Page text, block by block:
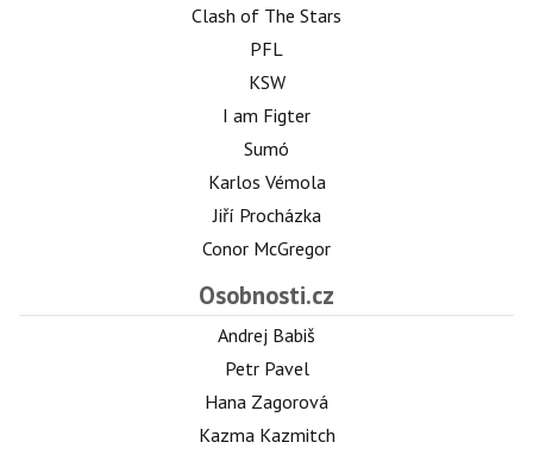
Clash of The Stars
PFL
KSW
I am Figter
Sumó
Karlos Vémola
Jiří Procházka
Conor McGregor
Osobnosti.cz
Andrej Babiš
Petr Pavel
Hana Zagorová
Kazma Kazmitch